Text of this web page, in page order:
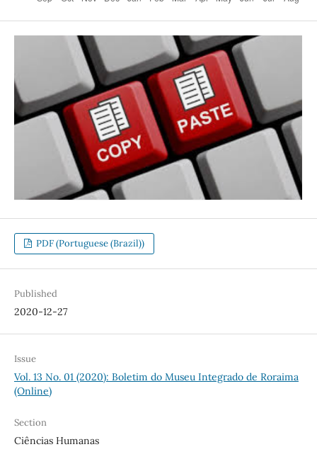
PDF (Portuguese (Brazil))
Published
2020-12-27
Issue
Vol. 13 No. 01 (2020): Boletim do Museu Integrado de Roraima
(Online)
Section
Ciências Humanas